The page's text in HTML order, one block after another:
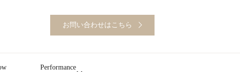
お問い合わせはこちら
Performance